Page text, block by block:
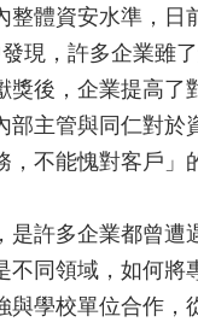
整體資安水準，日
現，許多企業雖
獎後，企業提高了
部主管與同仁對於
，不能愧對客戶」
是許多企業都曾遭
不同領域，如何將
與學校單位合作，